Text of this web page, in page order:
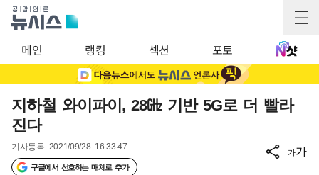
메인 랭킹 섹션 포토
지하철 와이파이, 28㎓ 기반 5G로 더 빨라
진다
기사등록 2021/09/28 16:33:47
구글에서 선호하는 매체로 추가
가가